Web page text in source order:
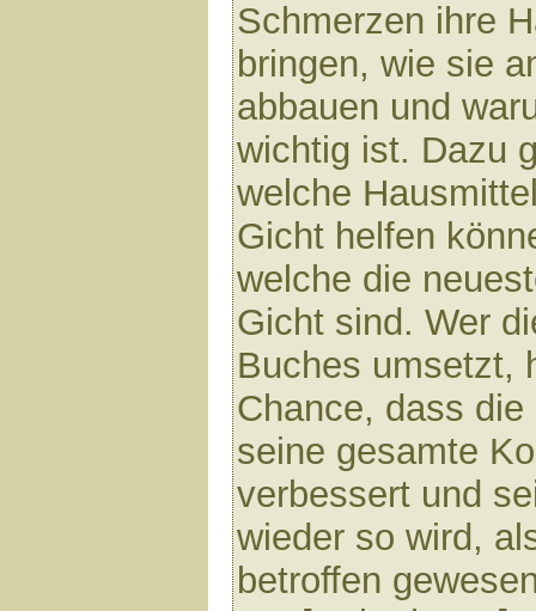
Schmerzen ihre
bringen, wie sie
abbauen und
wichtig ist. Dazu
welche
Gicht helfen
welche die
Gicht sind. Wer
Buches umsetzt,
Chance, dass
seine gesamte
verbessert und
wieder so wird,
betroffen